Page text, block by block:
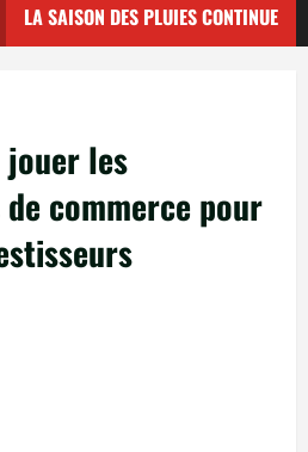
LA SAISON DES PLUIES CONTINUE
les
commerce pour